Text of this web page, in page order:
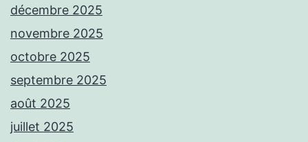
décembre 2025
novembre 2025
octobre 2025
septembre 2025
août 2025
juillet 2025